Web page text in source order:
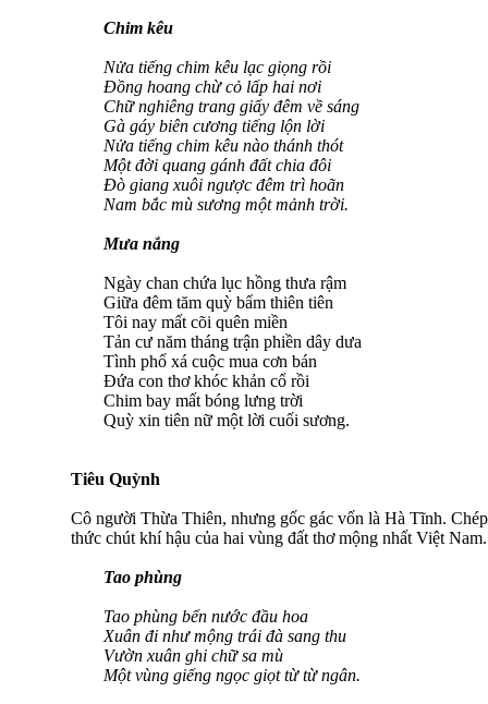
Chim kêu
Nửa tiếng chim kêu lạc giọng rồi
Đồng hoang chừ cỏ lấp hai nơi
Chữ nghiêng trang giấy đêm về sáng
Gà gáy biên cương tiếng lộn lời
Nửa tiếng chim kêu nào thánh thót
Một đời quang gánh đất chia đôi
Đò giang xuôi ngược đêm trì hoãn
Nam bắc mù sương một mảnh trời.
Mưa nắng
Ngày chan chứa lục hồng thưa rậm
Giữa đêm tăm quỳ bẩm thiên tiên
Tôi nay mất cõi quên miền
Tản cư năm tháng trận phiền dây dưa
Tình phố xá cuộc mua cơn bán
Đứa con thơ khóc khản cổ rồi
Chim bay mất bóng lưng trời
Quỳ xin tiên nữ một lời cuối sương.
Tiêu Quỳnh
Cô người Thừa Thiên, nhưng gốc gác vốn là Hà Tĩnh.
thức chút khí hậu của hai vùng đất thơ mộng nhất Việt Nam.
Tao phùng
Tao phùng bến nước đầu hoa
Xuân đi như mộng trái đà sang thu
Vườn xuân ghi chữ sa mù
Một vùng giếng ngọc giọt từ từ ngân.